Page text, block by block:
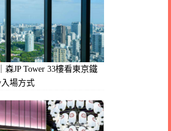
森JP Tower 33樓看東京鐵
場方式